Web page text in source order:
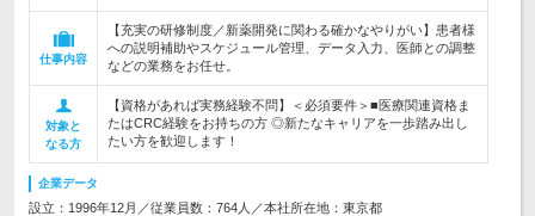
仕事内容
【充実の研修制度／新薬開発に関わる確かなやりがい】患者様
への説明補助やスケジュール管理、データ入力、医師との調整
などの業務をお任せ。
対象と
なる方
【資格があれば実務経験不問】＜必須要件＞■医療関連資格ま
たはCRC経験をお持ちの方 ◎新たなキャリアを一歩踏み出し
たい方を歓迎します！
企業データ
設立：1996年12月／従業員数：764人／本社所在地：東京都